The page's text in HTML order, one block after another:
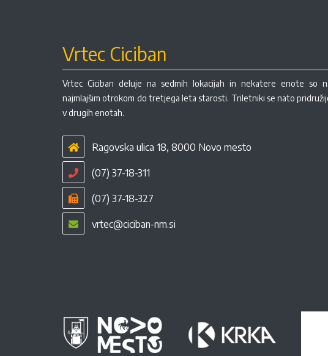
Vrtec Ciciban
Vrtec Ciciban deluje na sedmih lokacijah in nekatere enote so
najmlajšim otrokom do tretjega leta starosti. Triletniki se nato
v drugih enotah.
Ragovska ulica 18, 8000 Novo mesto
(07) 37-18-311
(07) 37-18-327
vrtec@ciciban-nm.si